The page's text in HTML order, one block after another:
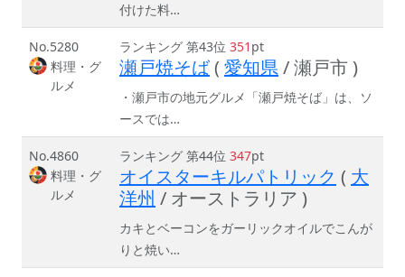
付けた料…
No.5280
料理・グ
ルメ
ランキング 第43位 351 pt
瀬戸焼そば( 愛知県/ 瀬戸市 )
・瀬戸市の地元グルメ「瀬戸焼そば」は、ソ
ースでは…
No.4860
料理・グ
ルメ
ランキング 第44位 347pt
オイスターキルパトリック ( 大
洋州 / オーストラリア )
カキとベーコンをガーリックオイルでこんが
りと焼い…